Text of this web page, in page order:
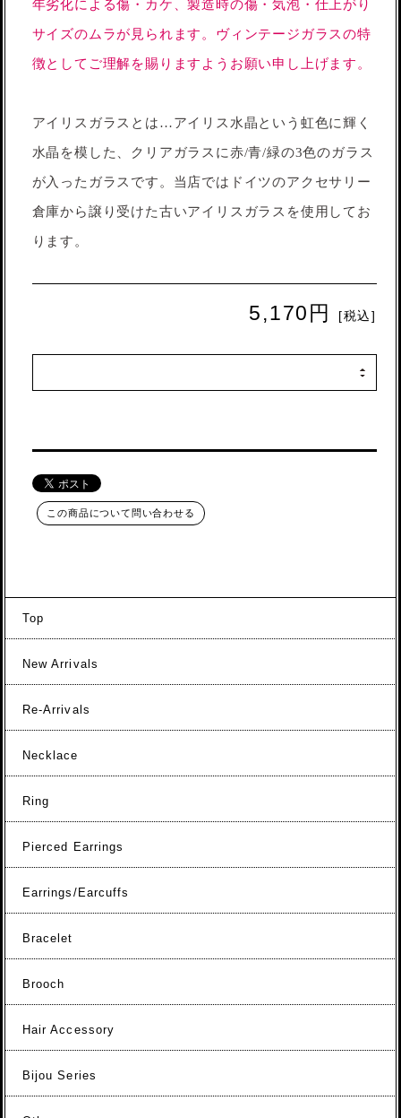
年劣化による傷・カケ、製造時の傷・気泡・仕上がり
サイズのムラが見られます。ヴィンテージガラスの特
徴としてご理解を賜りますようお願い申し上げます。
アイリスガラスとは…アイリス水晶という虹色に輝く
水晶を模した、クリアガラスに赤/青/緑の3色のガラス
が入ったガラスです。当店ではドイツのアクセサリー
倉庫から譲り受けた古いアイリスガラスを使用してお
ります。
5,170円 [税込]
この商品について問い合わせる
Top
New Arrivals
Re-Arrivals
Necklace
Ring
Pierced Earrings
Earrings/Earcuffs
Bracelet
Brooch
Hair Accessory
Bijou Series